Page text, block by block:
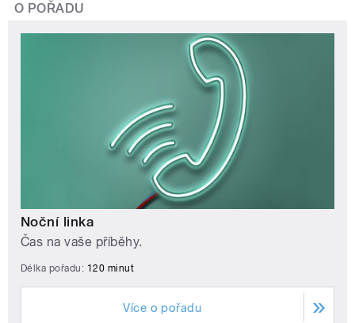
O POŘADU
Noční linka
Čas na vaše příběhy.
Délka pořadu: 120 minut
Více o pořadu